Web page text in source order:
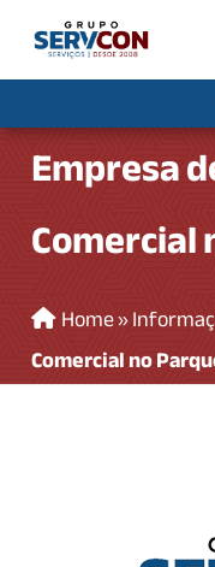
Empresa
Comercial
Home»
Comercial no